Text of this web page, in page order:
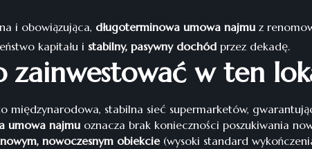
i obowiązująca, długoterminowa umowa najmuz
kapitału i stabilny, pasywny dochódprzez dekadę.
zainwestować w ten
międzynarodowa, stabilna sieć supermarketów,
umowa najmuoznacza brak konieczności poszukiwania
nowym, nowoczesnym obiekcie(wysoki standard